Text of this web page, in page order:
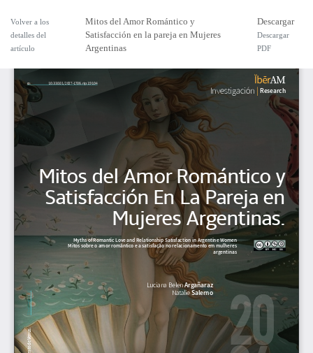
Volver a los
detalles del
artículo
Mitos del Amor Romántico y
Satisfacción en la pareja en Mujeres
Argentinas
Descargar
Descargar
PDF